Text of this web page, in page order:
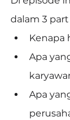
dalam 3 part
Kenapa
Apa
Apa